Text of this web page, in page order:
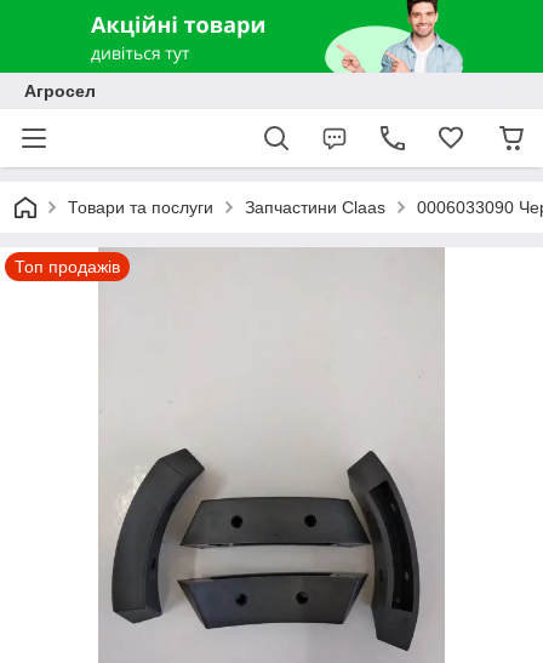
Агросел
Товари та послуги Запчастини Claas 0006033090
Топ продажів